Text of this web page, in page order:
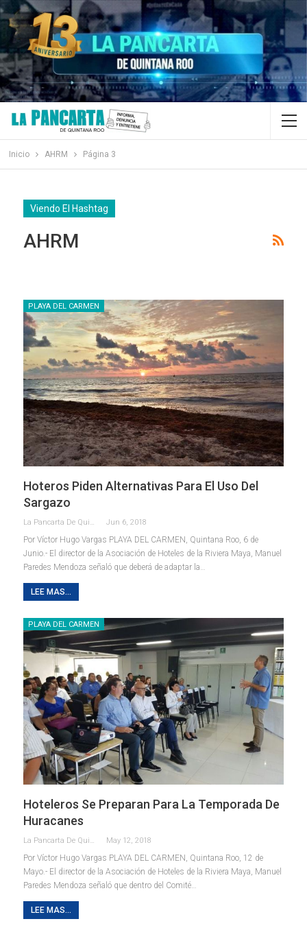
Inicio AHRM Página 3
Viendo El Hashtag
AHRM
PLAYA DEL CARMEN
Hoteros Piden Alternativas Para El Uso Del
Sargazo
La Pancarta De Quintana Roo Jun 6, 2018
Por Víctor Hugo Vargas PLAYA DEL CARMEN, Quintana Roo, 6 de
Junio.- El director de la Asociación de Hoteles de la Riviera Maya, Manuel
Paredes Mendoza señaló que deberá de adaptar la…
LEE MAS...
PLAYA DEL CARMEN
Hoteleros Se Preparan Para La Temporada De
Huracanes
La Pancarta De Quintana Roo May 12, 2018
Por Víctor Hugo Vargas PLAYA DEL CARMEN, Quintana Roo, 12 de
Mayo.- El director de la Asociación de Hoteles de la Riviera Maya, Manuel
Paredes Mendoza señaló que dentro del Comité…
LEE MAS...